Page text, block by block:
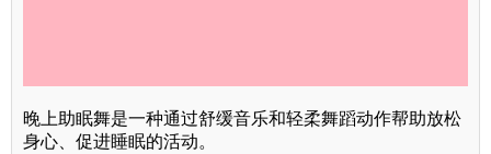
晚上助眠舞是一种通过舒缓音乐和轻柔舞蹈动作帮助放松
身心、促进睡眠的活动。